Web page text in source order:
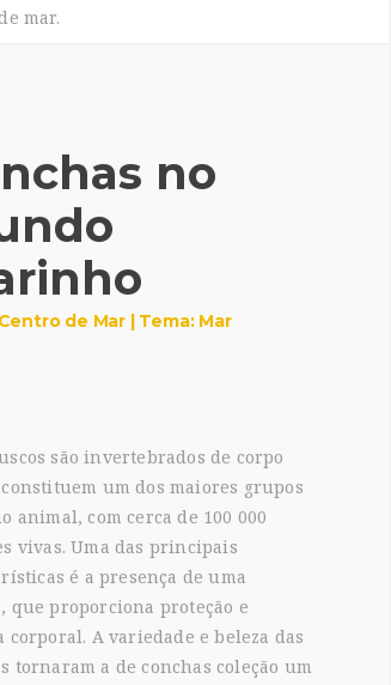
mar.
no
de Mar | Tema: Mar
são invertebrados de corpo
um dos maiores grupos
animal, com cerca de 100 000
vivas. Uma das principais
é a presença de uma
que proporciona proteção e
corporal. A variedade e beleza das
tornaram a de conchas coleção um